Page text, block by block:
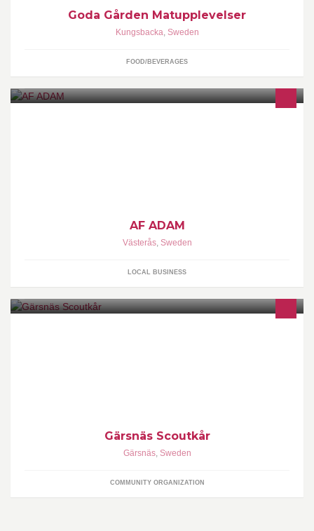
Goda Gården Matupplevelser
Kungsbacka, Sweden
FOOD/BEVERAGES
AF ADAM
Västerås, Sweden
LOCAL BUSINESS
Gärsnäs Scoutkår
Gärsnäs, Sweden
COMMUNITY ORGANIZATION